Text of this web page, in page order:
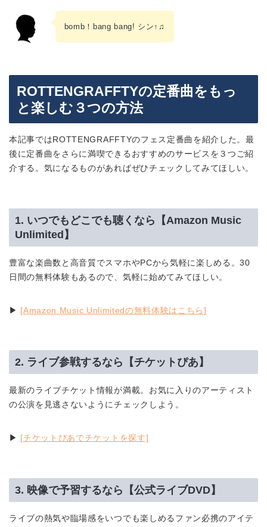
bomb！bang bang! シン↑♫
ROTTENGRAFFTYの定番曲をもっ
と楽しむ３つの方法
本記事ではROTTENGRAFFTYのフェス定番曲を紹介した。最
後に定番曲をさらに満喫できるおすすめのサービスを３つご紹
介する。気になるものがあればぜひチェックしてみてほしい。
1. いつでもどこでも聴くなら【Amazon Music
Unlimited】
豊富な楽曲数と高音質でスマホやPCから気軽に楽しめる。30
日間の無料体験もあるので、気軽に始めてみてほしい。
▶︎ [Amazon Music Unlimitedの無料体験はこちら]
2. ライブ参戦するなら【チケットぴあ】
最新のライブチケット情報が満載。お気に入りのアーティスト
の公演を見逃さないようにチェックしよう。
▶︎ [チケットぴあでチケットを探す]
3. 映像で予習するなら【公式ライブDVD】
ライブの熱気や臨場感をいつでも楽しめるファン必携のアイテ